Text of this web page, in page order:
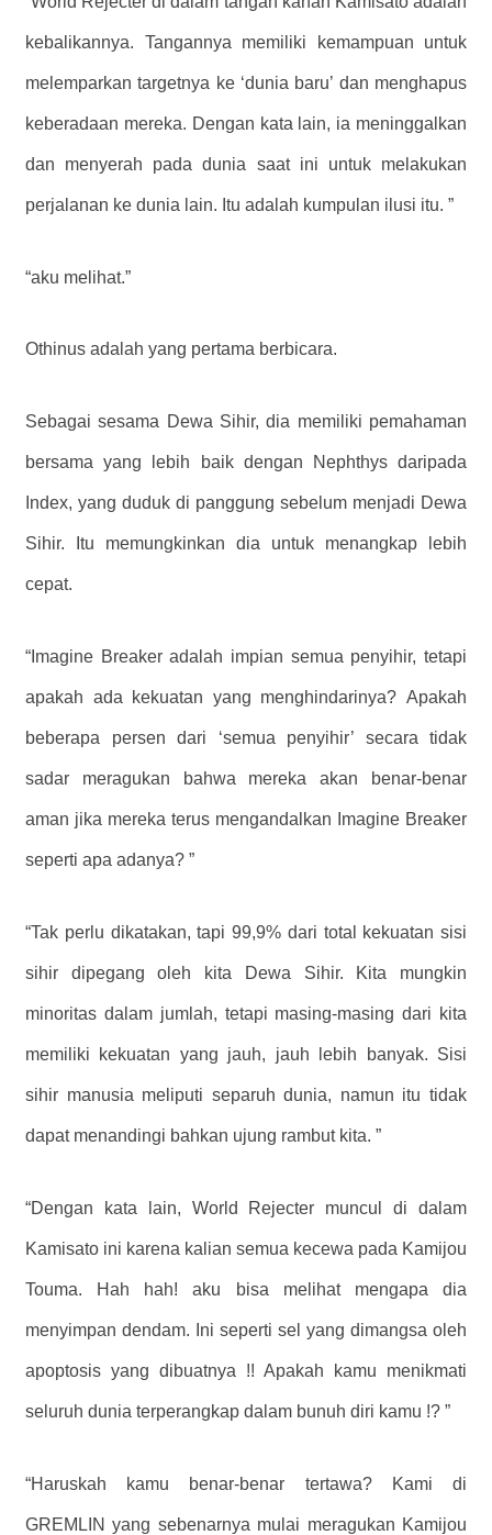
kebalikannya. Tangannya memiliki kemampuan untuk
melemparkan targetnya ke ‘dunia baru’ dan menghapus
keberadaan mereka. Dengan kata lain, ia meninggalkan
dan menyerah pada dunia saat ini untuk melakukan
perjalanan ke dunia lain. Itu adalah kumpulan ilusi itu. ”
“aku melihat.”
Othinus adalah yang pertama berbicara.
Sebagai sesama Dewa Sihir, dia memiliki pemahaman
bersama yang lebih baik dengan Nephthys daripada
Index, yang duduk di panggung sebelum menjadi Dewa
Sihir. Itu memungkinkan dia untuk menangkap lebih
cepat.
“Imagine Breaker adalah impian semua penyihir, tetapi
apakah ada kekuatan yang menghindarinya? Apakah
beberapa persen dari ‘semua penyihir’ secara tidak
sadar meragukan bahwa mereka akan benar-benar
aman jika mereka terus mengandalkan Imagine Breaker
seperti apa adanya? ”
“Tak perlu dikatakan, tapi 99,9% dari total kekuatan sisi
sihir dipegang oleh kita Dewa Sihir. Kita mungkin
minoritas dalam jumlah, tetapi masing-masing dari kita
memiliki kekuatan yang jauh, jauh lebih banyak. Sisi
sihir manusia meliputi separuh dunia, namun itu tidak
dapat menandingi bahkan ujung rambut kita. ”
“Dengan kata lain, World Rejecter muncul di dalam
Kamisato ini karena kalian semua kecewa pada Kamijou
Touma. Hah hah! aku bisa melihat mengapa dia
menyimpan dendam. Ini seperti sel yang dimangsa oleh
apoptosis yang dibuatnya !! Apakah kamu menikmati
seluruh dunia terperangkap dalam bunuh diri kamu !? ”
“Haruskah kamu benar-benar tertawa? Kami di
GREMLIN yang sebenarnya mulai meragukan Kamijou